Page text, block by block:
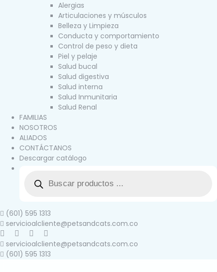
Alergias
Articulaciones y músculos
Belleza y Limpieza
Conducta y comportamiento
Control de peso y dieta
Piel y pelaje
Salud bucal
Salud digestiva
Salud interna
Salud Inmunitaria
Salud Renal
FAMILIAS
NOSOTROS
ALIADOS
CONTÁCTANOS
Descargar catálogo
(601) 595 1313
servicioalcliente@petsandcats.com.co
servicioalcliente@petsandcats.com.co
(601) 595 1313